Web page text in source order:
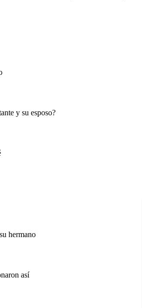
y su esposo?
hermano
así